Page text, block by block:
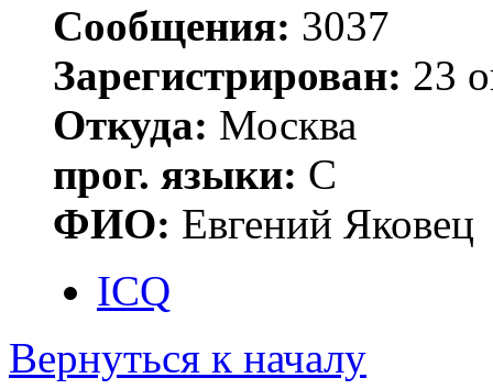
Сообщения: 3037
Зарегистрирован: 23
Откуда: Москва
прог. языки: С
ФИО: Евгений Яковец
ICQ
Вернуться к началу